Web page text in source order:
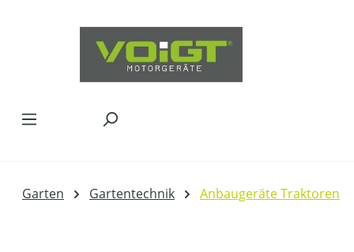
Garten Gartentechnik Anbaugeräte Traktoren